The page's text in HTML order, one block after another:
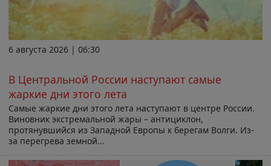
6 августа 2026 | 06:30
В Центральной России наступают самые
жаркие дни этого лета
Самые жаркие дни этого лета наступают в центре России.
Виновник экстремальной жары – антициклон,
протянувшийся из Западной Европы к берегам Волги. Из-
за перегрева земной...